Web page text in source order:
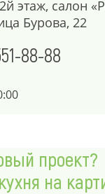
этаж, салон
Бурова, 22
88-88
проект?
на